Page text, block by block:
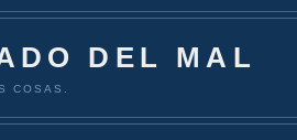
DEL MAL
COSAS.